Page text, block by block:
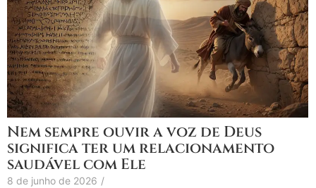
Nem sempre ouvir a voz de Deus
significa ter um relacionamento
saudável com Ele
8 de junho de 2026 /